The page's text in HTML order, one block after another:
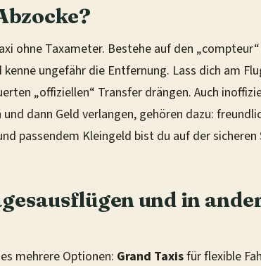
ohne Taxameter. Bestehe auf den
ungefähr die Entfernung. Lass dich am
„offiziellen“ Transfer drängen. Auch
dann Geld verlangen, gehören dazu:
passendem Kleingeld bist du auf der sicheren
und in
mehrere Optionen: Grand Taxisfür flexible